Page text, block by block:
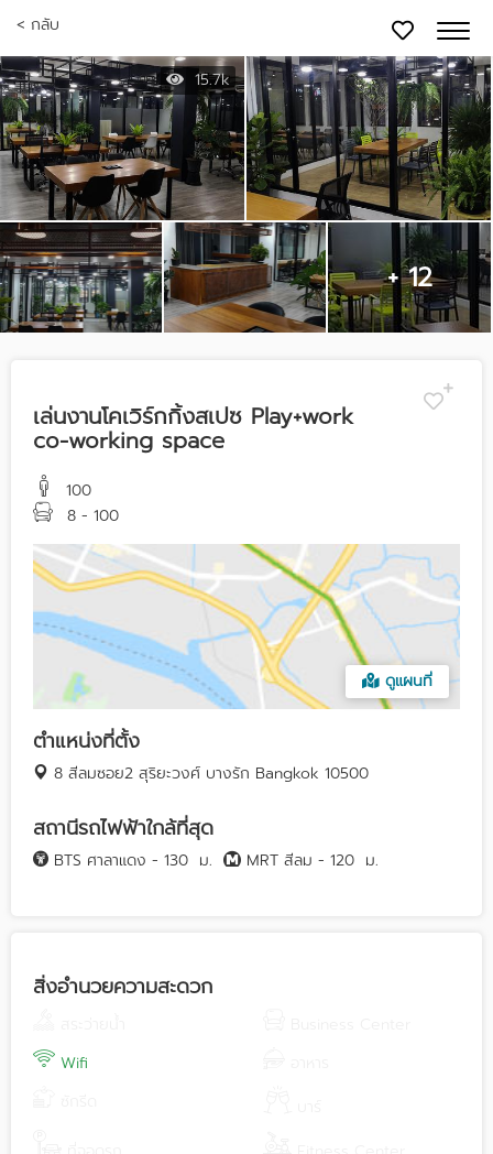
< กลับ
15.7k
+ 12
เล่นงานโคเวิร์กกิ้งสเปซ Play+work
co-working space
100
8 - 100
ดูแผนที่
ตำแหน่งที่ตั้ง
8 สีลมซอย2 สุริยะวงศ์ บางรัก Bangkok 10500
สถานีรถไฟฟ้าใกล้ที่สุด
BTS ศาลาแดง - 130 ม. MRT สีลม - 120 ม.
สิ่งอำนวยความสะดวก
Wifi